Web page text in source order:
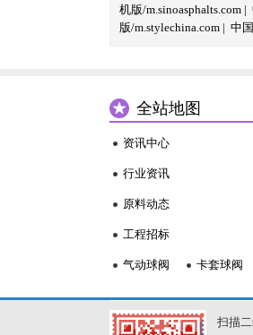
机版/m.sinoasphalts.com |
版/m.stylechina.com | 中
全站地图
资讯中心
行业资讯
原料动态
工程招标
气动球阀 卡套球阀
扫描